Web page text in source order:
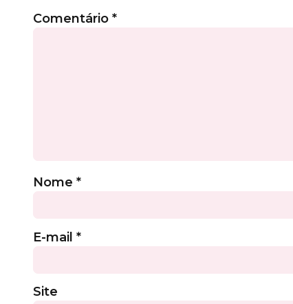
Comentário *
Nome *
E-mail *
Site